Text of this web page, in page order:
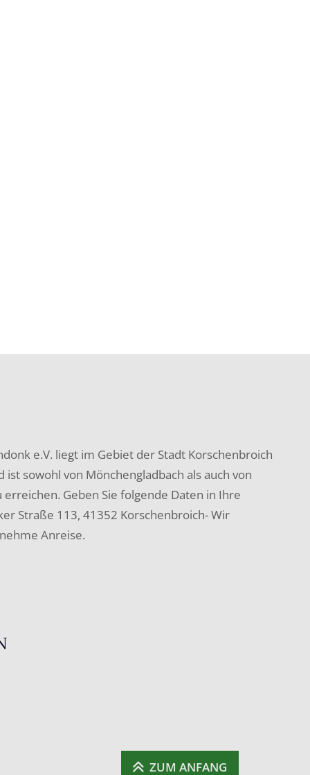
e.V. liegt im Gebiet der Stadt Korschenbroich
sowohl von Mönchengladbach als auch von
Geben Sie folgende Daten in Ihre
Straße 113, 41352 Korschenbroich- Wir
Anreise.
ZUM ANFANG